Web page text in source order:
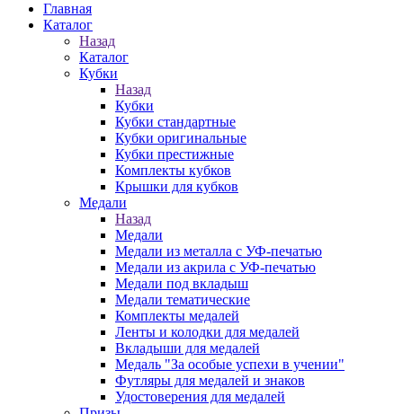
Главная
Каталог
Назад
Каталог
Кубки
Назад
Кубки
Кубки стандартные
Кубки оригинальные
Кубки престижные
Комплекты кубков
Крышки для кубков
Медали
Назад
Медали
Медали из металла с УФ-печатью
Медали из акрила с УФ-печатью
Медали под вкладыш
Медали тематические
Комплекты медалей
Ленты и колодки для медалей
Вкладыши для медалей
Медаль "За особые успехи в учении"
Футляры для медалей и знаков
Удостоверения для медалей